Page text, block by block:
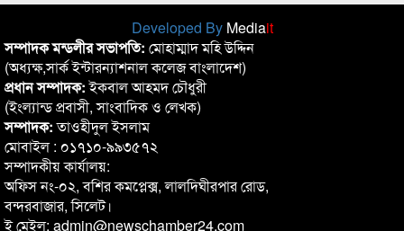
Developed By Mediait
সম্পাদক মন্ডলীর সভাপতি: মোহাম্মাদ মহি উদ্দিন
(অধ্যক্ষ,সার্ক ইন্টারন্যাশনাল কলেজ বাংলাদেশ)
প্রধান সম্পাদক:ইকবাল আহমদ চৌধুরী
(ইংল্যান্ড প্রবাসী, সাংবাদিক ও লেখক)
সম্পাদক:তাওহীদুল ইসলাম
মোবাইল : ০১৭১০-৯৯৩৫৭২
সম্পাদকীয় কার্যালয়:
অফিস নং-০২, বশির কমপ্লেক্স, লালদিঘীরপার রোড,
বন্দরবাজার, সিলেট।
ই মেইল: admin@newschamber24.com